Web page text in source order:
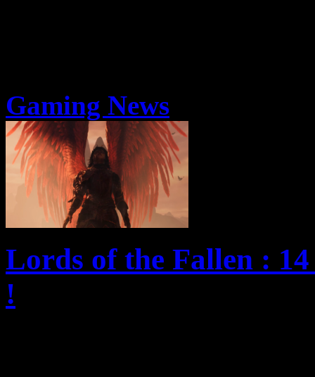
Gaming News
Lords of the Fallen :
!